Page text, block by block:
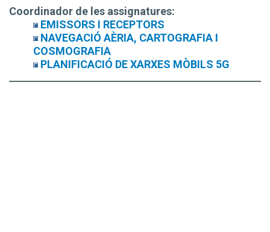
Coordinador de les assignatures:
EMISSORS I RECEPTORS
NAVEGACIÓ AÈRIA, CARTOGRAFIA I
COSMOGRAFIA
PLANIFICACIÓ DE XARXES MÒBILS 5G